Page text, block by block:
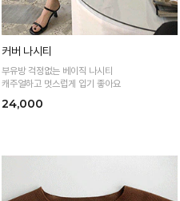
커버 나시티
부유방 걱정없는 베이직 나시티
캐주얼하고 멋스럽게 입기 좋아요
24,000